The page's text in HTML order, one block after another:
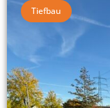
Tiefbau